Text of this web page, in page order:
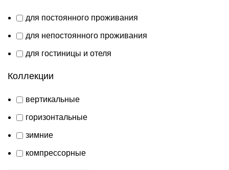
для постоянного проживания
для непостоянного проживания
для гостиницы и отеля
Коллекции
вертикальные
горизонтальные
зимние
компрессорные